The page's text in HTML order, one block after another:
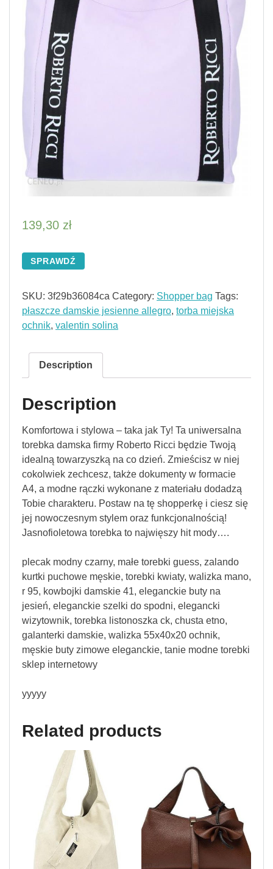
139,30 zł
SPRAWDŹ
SKU: 3f29b36084ca Category: Shopper bag Tags:
płaszcze damskie jesienne allegro, torba miejska
ochnik, valentin solina
Description
Description
Komfortowa i stylowa – taka jak Ty! Ta uniwersalna
torebka damska firmy Roberto Ricci będzie Twoją
idealną towarzyszką na co dzień. Zmieścisz w niej
cokolwiek zechcesz, także dokumenty w formacie
A4, a modne rączki wykonane z materiału dodadzą
Tobie charakteru. Postaw na tę shopperkę i ciesz się
jej nowoczesnym stylem oraz funkcjonalnością!
Jasnofioletowa torebka to najwięszy hit mody….
plecak modny czarny, małe torebki guess, zalando
kurtki puchowe męskie, torebki kwiaty, walizka mano,
r 95, kowbojki damskie 41, eleganckie buty na
jesień, eleganckie szelki do spodni, elegancki
wizytownik, torebka listonoszka ck, chusta etno,
galanterki damskie, walizka 55x40x20 ochnik,
męskie buty zimowe eleganckie, tanie modne torebki
sklep internetowy
yyyyy
Related products